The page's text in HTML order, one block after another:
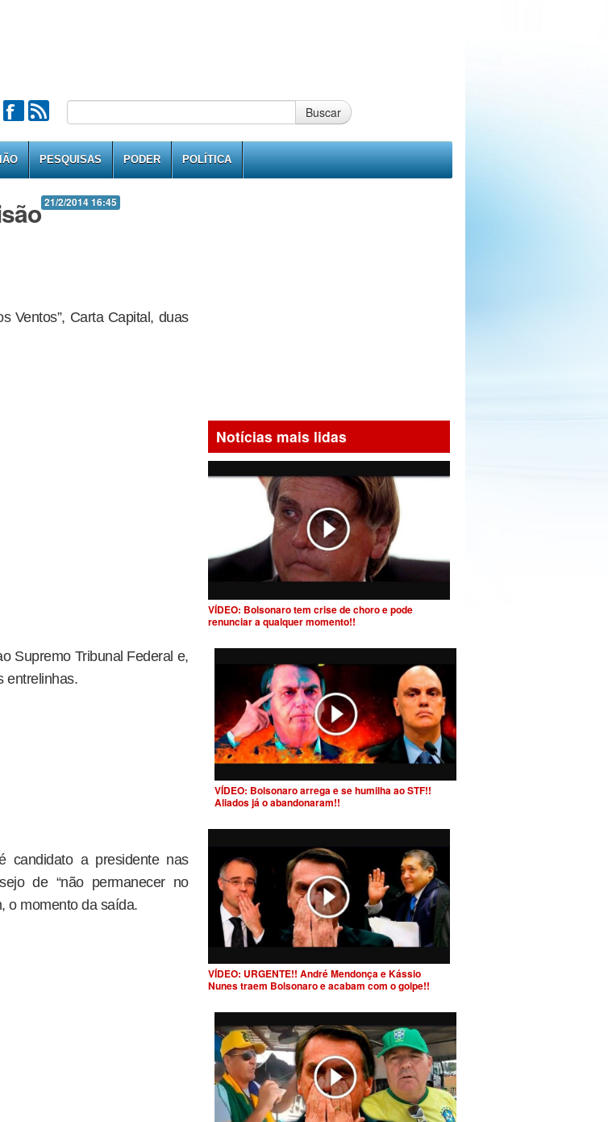
Buscar
PESQUISAS PODER POLÍTICA
21/2/2014 16:45
Ventos”, Carta Capital, duas
Supremo Tribunal Federal e,
entrelinhas.
candidato a presidente nas
de “não permanecer no
o momento da saída.
Notícias mais lidas
VÍDEO: Bolsonaro tem crise de choro e pode
renunciar a qualquer momento!!
VÍDEO: Bolsonaro arrega e se humilha ao STF!!
Aliados já o abandonaram!!
VÍDEO: URGENTE!! André Mendonça e Kássio
Nunes traem Bolsonaro e acabam com o golpe!!